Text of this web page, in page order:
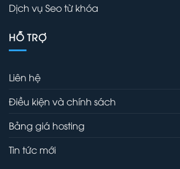
Dịch vụ Seo từ khóa
HỖ TRỢ
Liên hệ
Điều kiện và chính sách
Bảng giá hosting
Tin tức mới